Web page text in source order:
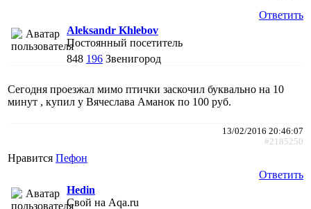
Ответить
Aleksandr Khlebov
Постоянный посетитель
848 196 Звенигород
Сегодня проезжал мимо птички заскочил буквально на 10
минут , купил у Вячеслава Аманок по 100 руб.
13/02/2016 20:46:07
#2185250
Нравится Пефон
Ответить
Hedin
Свой на Aqa.ru